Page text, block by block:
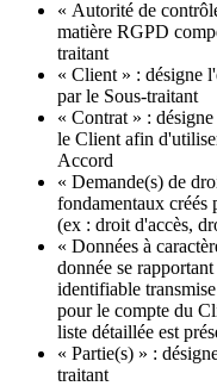
« Autorité de
matière RGPD
traitant
« Client » : désigne
par le Sous-traitant
« Contrat » :
le Client afin
Accord
« Demande(s) de
fondamentaux créés
(ex : droit d'accès,
« Données à
donnée se
identifiable
pour le compte du
liste détaillée est
« Partie(s) » :
traitant